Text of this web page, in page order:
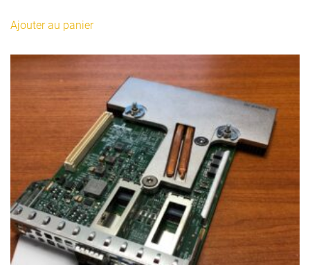
Ajouter au panier